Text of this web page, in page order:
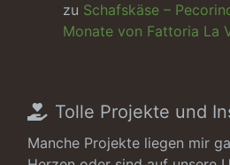
zu Schafskäse –
Monate von Fattoria La
Tolle Projekte und
Manche Projekte liegen mir